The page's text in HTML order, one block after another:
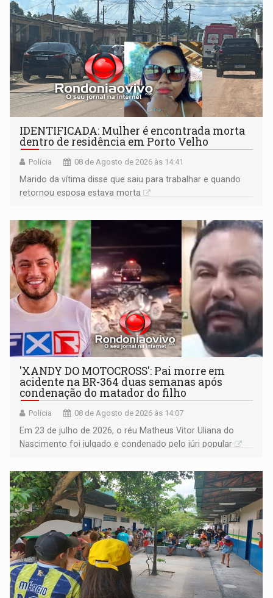
IDENTIFICADA: Mulher é encontrada morta
dentro de residência em Porto Velho
Polícia 08 de Agosto de 2026 às 14:41
Marido da vítima disse que saiu para trabalhar e quando
retornou esposa estava morta
'XANDY DO MOTOCROSS': Pai morre em
acidente na BR-364 duas semanas após
condenação do matador do filho
Polícia 08 de Agosto de 2026 às 14:07
Em 23 de julho de 2026, o réu Matheus Vitor Uliana do
Nascimento foi julgado e condenado pelo júri popular